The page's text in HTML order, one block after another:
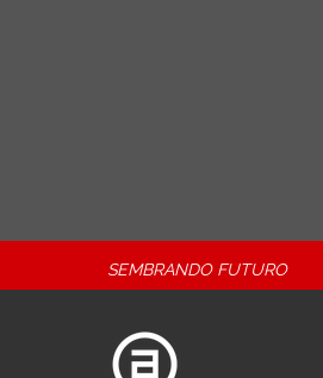
SEMBRANDO FUTURO